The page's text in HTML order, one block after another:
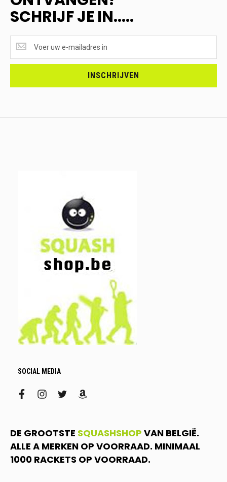
SCHRIJF JE IN.....
ONTVANGEN?
<br>SCHRIJF
INSCHRIJVEN
SOCIAL MEDIA
facebookinstagram
twitteramazon
DE GROOTSTE SQUASHSHOP VAN BELGIË.
ALLE A MERKEN OP VOORRAAD. MINIMAAL
1000 RACKETS OP VOORRAAD.